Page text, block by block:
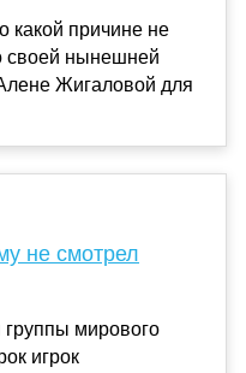
какой причине не
своей нынешней
Жигаловой для
не смотрел
мирового
игрок